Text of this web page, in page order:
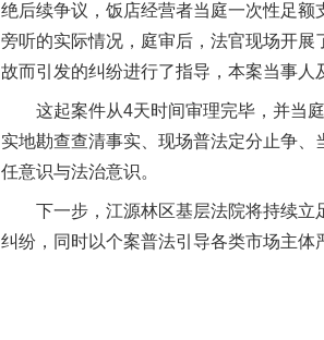
绝后续争议，饭店经营者当庭一次性足
旁听的实际情况，庭审后，法官现场开
故而引发的纠纷进行了指导，本案当事人
这起案件从4天时间审理完毕，并当庭
实地勘查查清事实、现场普法定分止争
任意识与法治意识。
下一步，江源林区基层法院将持续立足
纠纷，同时以个案普法引导各类市场主体